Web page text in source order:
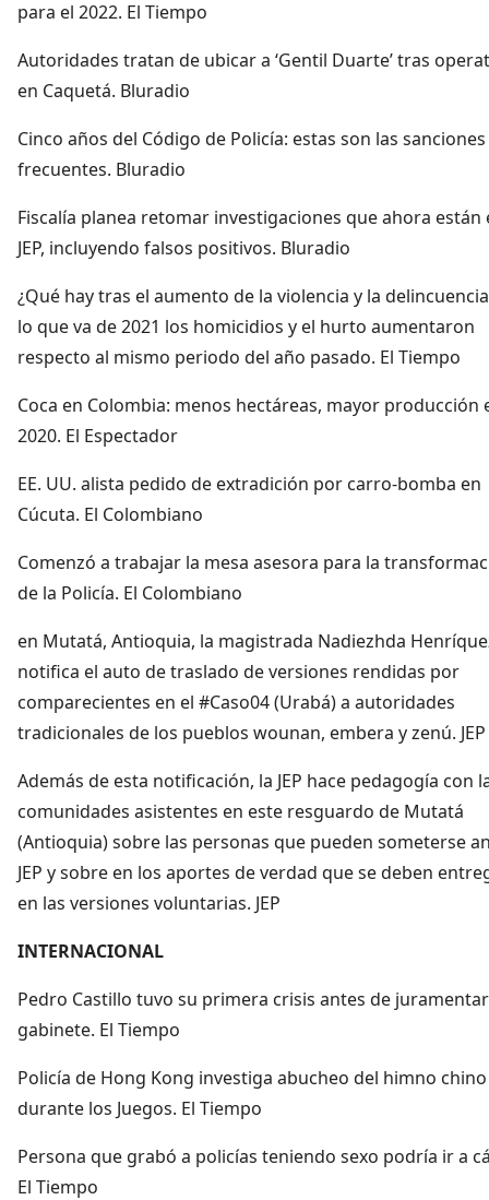
para el 2022. El Tiempo
Autoridades tratan de ubicar a ‘Gentil Duarte’ tras
en Caquetá. Bluradio
Cinco años del Código de Policía: estas son las
frecuentes. Bluradio
Fiscalía planea retomar investigaciones que ahora están
JEP, incluyendo falsos positivos. Bluradio
¿Qué hay tras el aumento de la violencia y la
lo que va de 2021 los homicidios y el hurto aumentaron
respecto al mismo periodo del año pasado. El Tiempo
Coca en Colombia: menos hectáreas, mayor producción
2020. El Espectador
EE. UU. alista pedido de extradición por carro-bomba en
Cúcuta. El Colombiano
Comenzó a trabajar la mesa asesora para la
de la Policía. El Colombiano
en Mutatá, Antioquia, la magistrada Nadiezhda
notifica el auto de traslado de versiones rendidas por
comparecientes en el #Caso04 (Urabá) a autoridades
tradicionales de los pueblos wounan, embera y zenú. JEP
Además de esta notificación, la JEP hace pedagogía con
comunidades asistentes en este resguardo de Mutatá
(Antioquia) sobre las personas que pueden someterse
JEP y sobre en los aportes de verdad que se deben
en las versiones voluntarias. JEP
INTERNACIONAL
Pedro Castillo tuvo su primera crisis antes de
gabinete. El Tiempo
Policía de Hong Kong investiga abucheo del himno chino
durante los Juegos. El Tiempo
Persona que grabó a policías teniendo sexo podría ir a
El Tiempo